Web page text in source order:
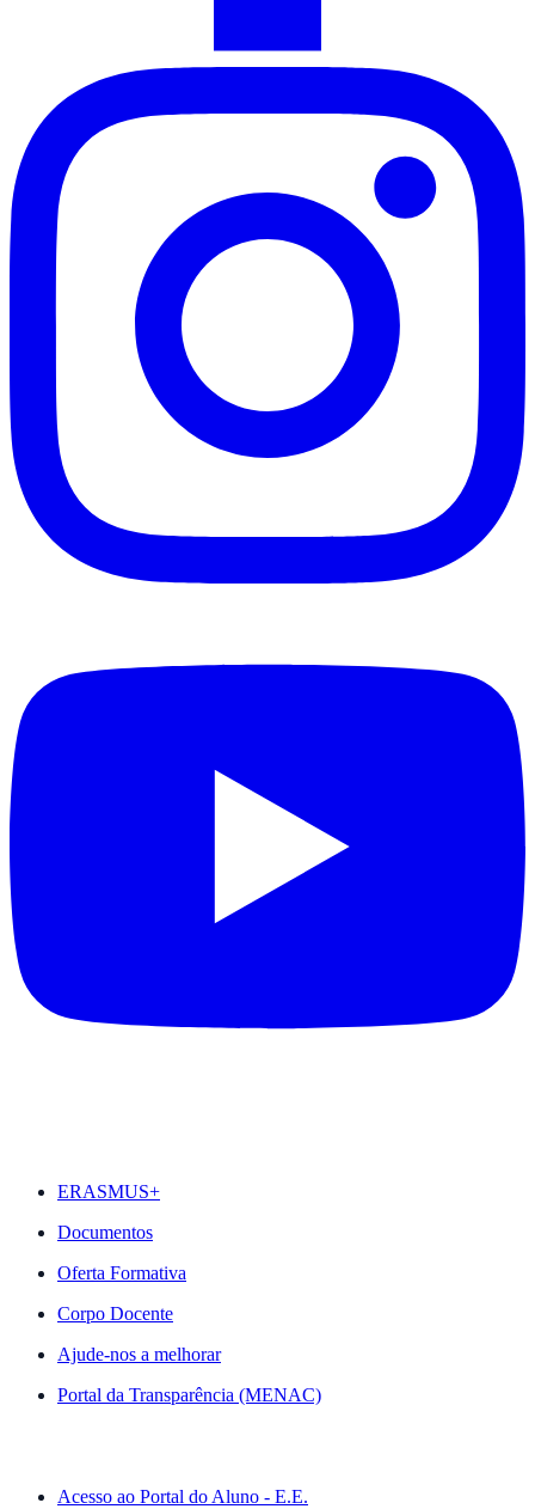
ERASMUS+
Documentos
Oferta Formativa
Corpo Docente
Ajude-nos a melhorar
Portal da Transparência (MENAC)
Acesso ao Portal do Aluno - E.E.